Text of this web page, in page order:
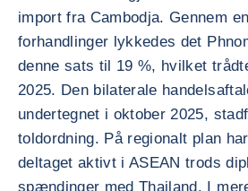
import fra Cambodja. Gennem
forhandlinger lykkedes det
denne sats til 19 %, hvilket
2025. Den bilaterale
undertegnet i oktober 2025,
toldordning. På regionalt plan
deltaget aktivt i ASEAN trods
spændinger med Thailand. I